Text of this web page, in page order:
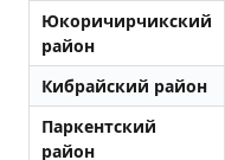
Юкоричирчикский
район
Кибрайский район
Паркентский
район